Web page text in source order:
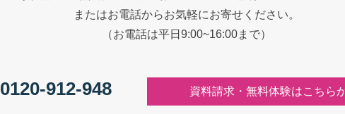
またはお電話からお気軽にお寄せください。
（お電話は平日9:00~16:00まで）
0120-912-948 資料請求・無料体験はこちら